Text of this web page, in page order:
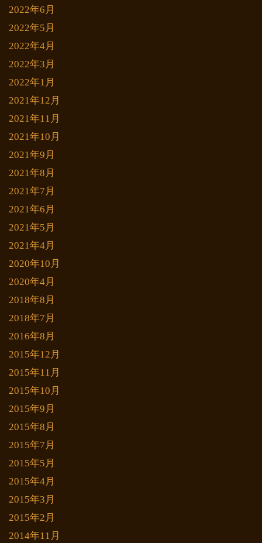
2022年6月
2022年5月
2022年4月
2022年3月
2022年1月
2021年12月
2021年11月
2021年10月
2021年9月
2021年8月
2021年7月
2021年6月
2021年5月
2021年4月
2020年10月
2020年4月
2018年8月
2018年7月
2016年8月
2015年12月
2015年11月
2015年10月
2015年9月
2015年8月
2015年7月
2015年5月
2015年4月
2015年3月
2015年2月
2014年11月